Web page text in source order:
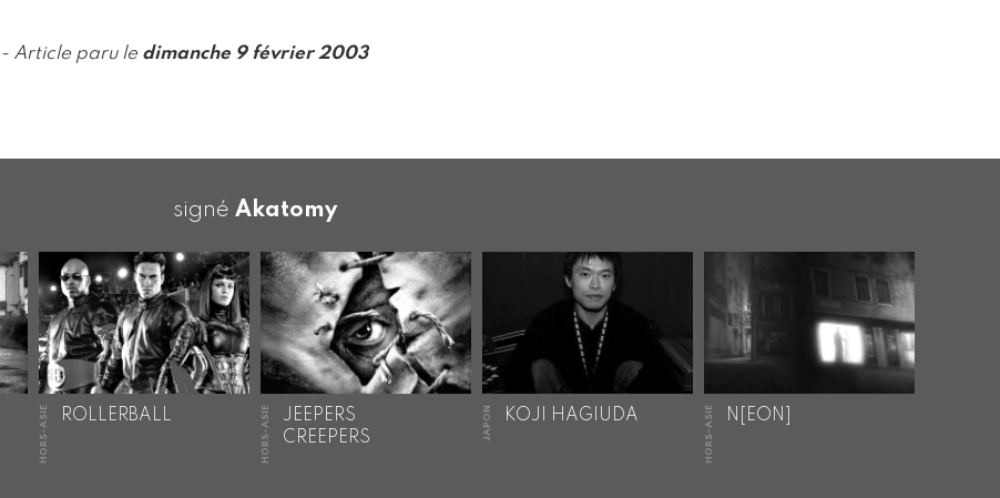
- Article paru le dimanche 9 février 2003
signé Akatomy
HORS-ASIE ROLLERBALL HORS-ASIE
JEEPERS
CREEPERS
JAPON KOJI HAGIUDA HORS-ASIE N[EON]